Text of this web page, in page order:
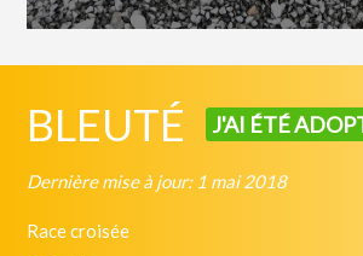
BLEUTÉ J'AI ÉTÉ
Dernière mise à jour: 1 mai 2018
Race croisée